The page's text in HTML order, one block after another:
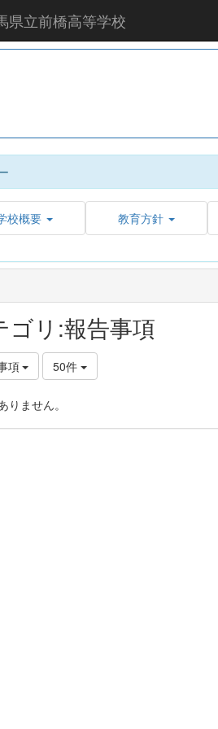
県立前橋高等学校
校概要 教育方針
ゴリ:報告事項
項 50件
りません。